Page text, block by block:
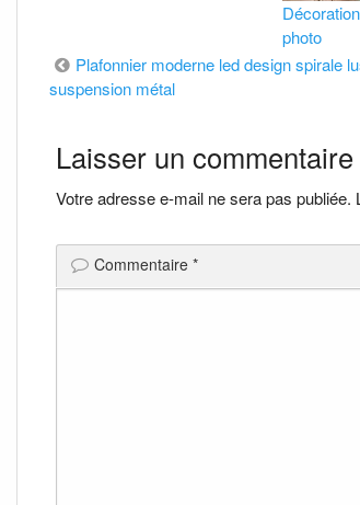
photo
Navigation
l’article
Plafonnier moderne led design spirale
suspension métal
Laisser un commentaire
Votre adresse e-mail ne sera pas publiée.
Commentaire *